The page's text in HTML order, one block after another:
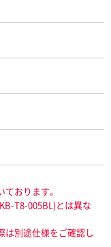
おります。
T8-005BL)とは異な
別途仕様をご確認し